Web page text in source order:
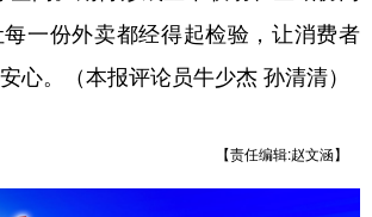
一份外卖都经得起检验，让消费者
心。（本报评论员牛少杰 孙清清）
【责任编辑:赵文涵】